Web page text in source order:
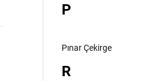
P
Pınar Çekirge
R